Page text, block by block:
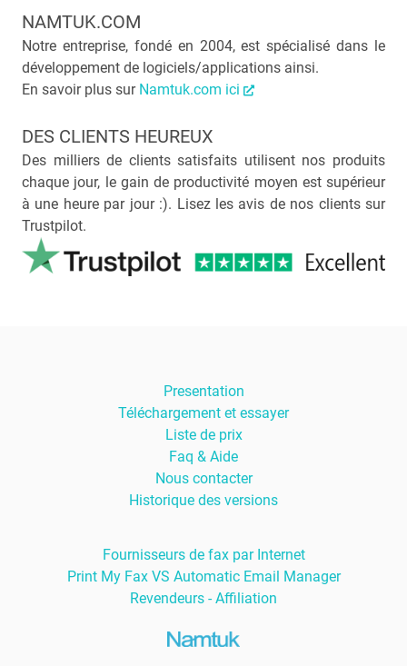
NAMTUK.COM
Notre entreprise, fondé en 2004, est spécialisé dans le
développement de logiciels/applications ainsi.
En savoir plus sur Namtuk.com ici
DES CLIENTS HEUREUX
Des milliers de clients satisfaits utilisent nos produits
chaque jour, le gain de productivité moyen est supérieur
à une heure par jour :). Lisez les avis de nos clients sur
Trustpilot.
Presentation
Téléchargement et essayer
Liste de prix
Faq & Aide
Nous contacter
Historique des versions
Fournisseurs de fax par Internet
Print My Fax VS Automatic Email Manager
Revendeurs - Affiliation